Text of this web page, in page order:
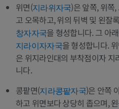
위면(지라위자국)은 앞쪽, 위쪽
고 오목하고, 위의 뒤벽 및 왼잘
창자자국을 형성합니다. 그 아
지라이자자국을 형성합니다.
은 위지라인대의 부착점이자
니다.
콩팥면(지라콩팥자국)은 안쪽
하고 위면보다 상당히 좁으며,